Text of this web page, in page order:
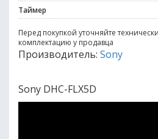
Таймер
Перед покупкой уточняйте
комплектацию у продавца
Производитель: Sony
Sony DHC-FLX5D